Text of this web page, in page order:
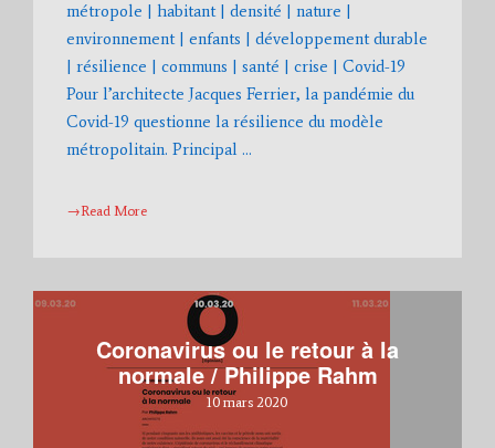
métropole | habitant | densité | nature |
environnement | enfants | développement durable
| résilience | communs | santé | crise | Covid-19
Pour l’architecte Jacques Ferrier, la pandémie du
Covid-19 questionne la résilience du modèle
métropolitain. Principal …
→Read More
Coronavirus ou le retour à la
normale / Philippe Rahm
10 mars 2020